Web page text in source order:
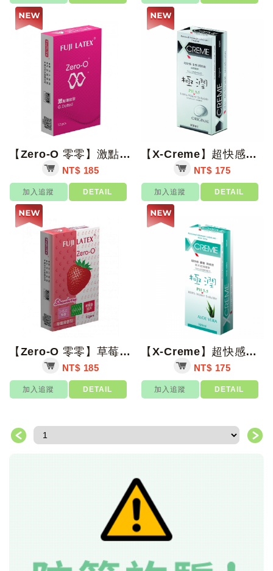
【Zero-O 零零】激點環紋型衛生套 12入/盒【上好藥局銀髮照護】保險套
NT$ 185
加入追蹤 DETAIL
【X-Creme】超快感PH5.5潤滑液(水感) 100ml/支【上好藥局銀髮照...
NT$ 175
加入追蹤 DETAIL
【Zero-O 零零】草莓果香型衛生套 12入/盒【上好藥局銀髮照護】保險套
NT$ 185
加入追蹤 DETAIL
【X-Creme】超快感PH5.5潤滑液(蘆薈) 100ml/支【上好藥局銀髮照...
NT$ 175
加入追蹤 DETAIL
＜ ＞